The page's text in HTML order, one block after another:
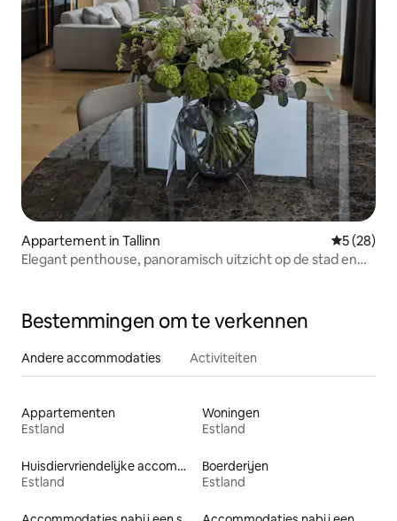
Appartement in Tallinn
5 (28)
Elegant penthouse, panoramisch uitzicht op de stad en
Bestemmingen om te verkennen
Andere accommodaties Activiteiten
Appartementen
Estland
Woningen
Estland
Huisdiervriendelijke accommodaties
Estland
Boerderijen
Estland